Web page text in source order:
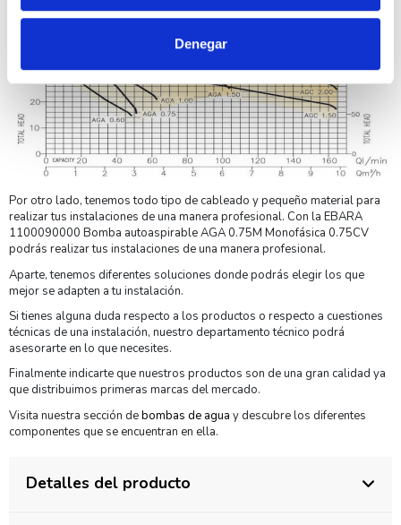
Denegar
Por otro lado, tenemos todo tipo de cableado y pequeño material para
realizar tus instalaciones de una manera profesional. Con la EBARA
1100090000 Bomba autoaspirable AGA 0.75M Monofásica 0.75CV
podrás realizar tus instalaciones de una manera profesional.
Aparte, tenemos diferentes soluciones donde podrás elegir los que
mejor se adapten a tu instalación.
Si tienes alguna duda respecto a los productos o respecto a cuestiones
técnicas de una instalación, nuestro departamento técnico podrá
asesorarte en lo que necesites.
Finalmente indicarte que nuestros productos son de una gran calidad ya
que distribuimos primeras marcas del mercado.
Visita nuestra sección debombas de agua y descubre los diferentes
componentes que se encuentran en ella.
Detalles del producto